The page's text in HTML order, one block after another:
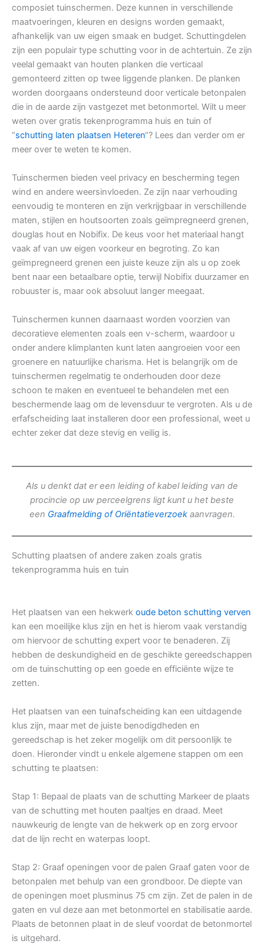
composiet tuinschermen. Deze kunnen in verschillende
maatvoeringen, kleuren en designs worden gemaakt,
afhankelijk van uw eigen smaak en budget. Schuttingdelen
zijn een populair type schutting voor in de achtertuin. Ze zijn
veelal gemaakt van houten planken die verticaal
gemonteerd zitten op twee liggende planken. De planken
worden doorgaans ondersteund door verticale betonpalen
die in de aarde zijn vastgezet met betonmortel. Wilt u meer
weten over gratis tekenprogramma huis en tuin of
“schutting laten plaatsen Heteren“? Lees dan verder om er
meer over te weten te komen.
Tuinschermen bieden veel privacy en bescherming tegen
wind en andere weersinvloeden. Ze zijn naar verhouding
eenvoudig te monteren en zijn verkrijgbaar in verschillende
maten, stijlen en houtsoorten zoals geïmpregneerd grenen,
douglas hout en Nobifix. De keus voor het materiaal hangt
vaak af van uw eigen voorkeur en begroting. Zo kan
geïmpregneerd grenen een juiste keuze zijn als u op zoek
bent naar een betaalbare optie, terwijl Nobifix duurzamer en
robuuster is, maar ook absoluut langer meegaat.
Tuinschermen kunnen daarnaast worden voorzien van
decoratieve elementen zoals een v-scherm, waardoor u
onder andere klimplanten kunt laten aangroeien voor een
groenere en natuurlijke charisma. Het is belangrijk om de
tuinschermen regelmatig te onderhouden door deze
schoon te maken en eventueel te behandelen met een
beschermende laag om de levensduur te vergroten. Als u de
erfafscheiding laat installeren door een professional, weet u
echter zeker dat deze stevig en veilig is.
Als u denkt dat er een leiding of kabel leiding van de
procincie op uw perceelgrens ligt kunt u het beste
een Graafmelding of Oriëntatieverzoekaanvragen.
Schutting plaatsen of andere zaken zoals gratis
tekenprogramma huis en tuin
Het plaatsen van een hekwerk oude beton schutting verven
kan een moeilijke klus zijn en het is hierom vaak verstandig
om hiervoor de schutting expert voor te benaderen. Zij
hebben de deskundigheid en de geschikte gereedschappen
om de tuinschutting op een goede en efficiënte wijze te
zetten.
Het plaatsen van een tuinafscheiding kan een uitdagende
klus zijn, maar met de juiste benodigdheden en
gereedschap is het zeker mogelijk om dit persoonlijk te
doen. Hieronder vindt u enkele algemene stappen om een
schutting te plaatsen:
Stap 1: Bepaal de plaats van de schutting Markeer de plaats
van de schutting met houten paaltjes en draad. Meet
nauwkeurig de lengte van de hekwerk op en zorg ervoor
dat de lijn recht en waterpas loopt.
Stap 2: Graaf openingen voor de palen Graaf gaten voor de
betonpalen met behulp van een grondboor. De diepte van
de openingen moet plusminus 75 cm zijn. Zet de palen in de
gaten en vul deze aan met betonmortel en stabilisatie aarde.
Plaats de betonnen plaat in de sleuf voordat de betonmortel
is uitgehard.